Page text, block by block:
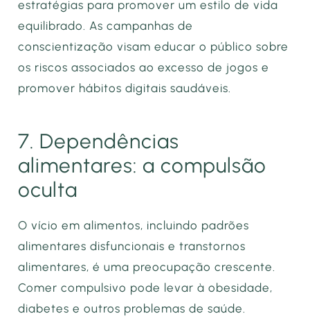
estratégias para promover um estilo de vida
equilibrado. As campanhas de
conscientização visam educar o público sobre
os riscos associados ao excesso de jogos e
promover hábitos digitais saudáveis.
7. Dependências
alimentares: a compulsão
oculta
O vício em alimentos, incluindo padrões
alimentares disfuncionais e transtornos
alimentares, é uma preocupação crescente.
Comer compulsivo pode levar à obesidade,
diabetes e outros problemas de saúde.